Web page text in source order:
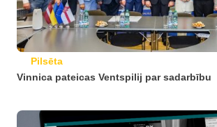
Pilsēta
Vinnica pateicas Ventspilij par sadarbību